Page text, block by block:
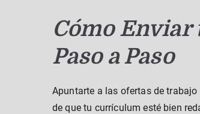
Cómo Enviar
Paso a Paso
Apuntarte a las ofertas de trabajo
de que tu currículum esté bien